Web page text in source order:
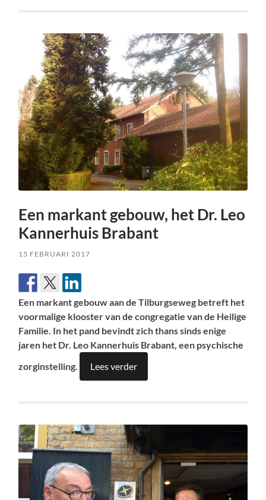
Een markant gebouw, het Dr. Leo
Kannerhuis Brabant
15 FEBRUARI 2017
Een markant gebouw aan de Tilburgseweg betreft het
voormalige klooster van de congregatie van de Heilige
Familie. In het pand bevindt zich thans sinds enige
jaren het Dr. Leo Kannerhuis Brabant, een psychische
zorginstelling.
Lees verder